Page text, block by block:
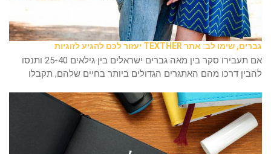
גברים, שימו לב: אתר TEXTHER יעזור לכם להגיע לזוגיות
אם תעבירו סקר בין מאה גברים ישראלים בין גילאים 25-40 ותנסו
להבין דרכו מהם האתגרים הגדולים ביותר בחיים שלהם, תקבלו